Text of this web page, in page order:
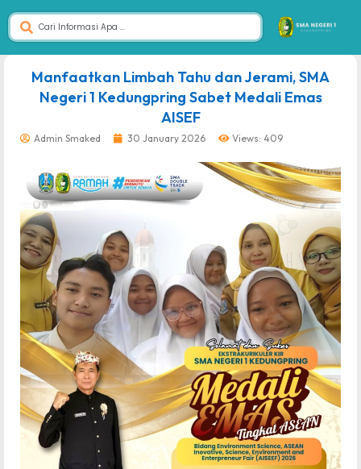
Manfaatkan Limbah Tahu dan Jerami, SMA
Negeri 1 Kedungpring Sabet Medali Emas
AISEF
Admin Smaked 30 January 2026 Views: 409